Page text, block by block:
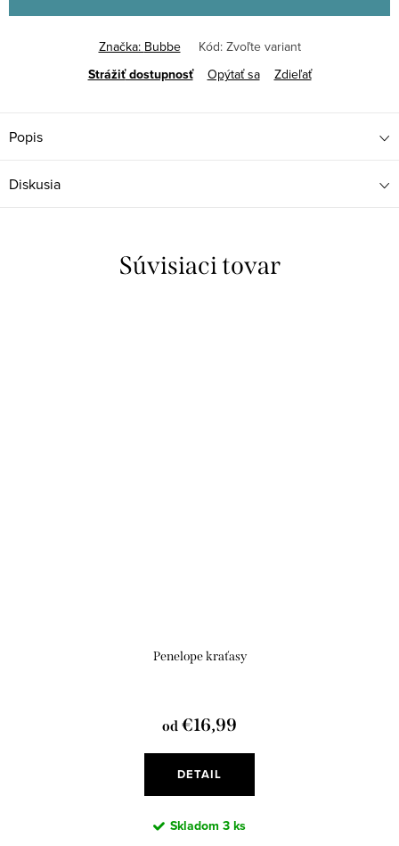
Značka: Bubbe Kód: Zvoľte variant
Opýtať sa
Strážiť Zdieľať
Popis
Diskusia
Súvisiaci tovar
Penelope kraťasy
od €16,99
DETAIL
Skladom 3 ks